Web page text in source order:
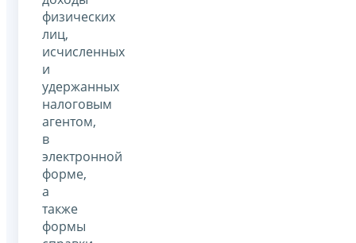
физических
лиц,
исчисленных
и
удержанных
налоговым
агентом,
в
электронной
форме,
а
также
формы